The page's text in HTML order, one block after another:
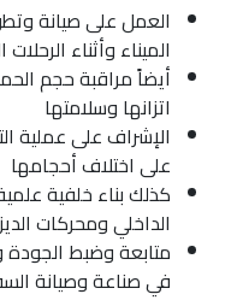
العمل على صيانة
الميناء وأثناء الرحلات
أيضاً مراقبة حجم
اتزانها وسلامتها
الإشراف على عملية
على اختلاف أحجامها
كذلك بناء خلفية
الداخلي ومحركات
متابعة وضبط الجودة
في صناعة وصيانة